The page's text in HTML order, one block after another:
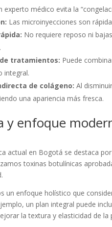
experto médico evita la
Las microinyecciones son
No requiere reposo ni
tratamientos: Puede
integral.
de colágeno: Al
una apariencia más fresca.
y enfoque
actual en Bogotá se destaca
toxinas botulínicas
un enfoque holístico que
un plan integral puede
la textura y elasticidad de